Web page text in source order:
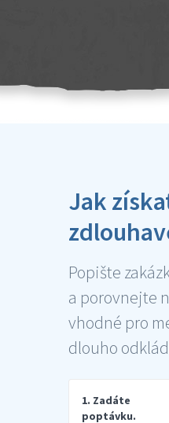
Jak
Popište
a porovnejte
vhodné pro
dlouho
1. Zadáte
poptávku.